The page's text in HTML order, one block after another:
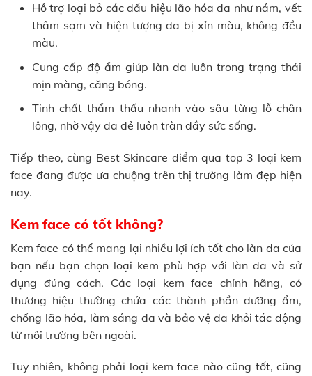
Hỗ trợ loại bỏ các dấu hiệu lão hóa da như nám, vết
thâm sạm và hiện tượng da bị xỉn màu, không đều
màu.
Cung cấp độ ẩm giúp làn da luôn trong trạng thái
mịn màng, căng bóng.
Tinh chất thẩm thấu nhanh vào sâu từng lỗ chân
lông, nhờ vậy da dẻ luôn tràn đầy sức sống.
Tiếp theo, cùng Best Skincare điểm qua top 3 loại kem
face đang được ưa chuộng trên thị trường làm đẹp hiện
nay.
Kem face có tốt không?
Kem face có thể mang lại nhiều lợi ích tốt cho làn da của
bạn nếu bạn chọn loại kem phù hợp với làn da và sử
dụng đúng cách. Các loại kem face chính hãng, có
thương hiệu thường chứa các thành phần dưỡng ẩm,
chống lão hóa, làm sáng da và bảo vệ da khỏi tác động
từ môi trường bên ngoài.
Tuy nhiên, không phải loại kem face nào cũng tốt, cũng